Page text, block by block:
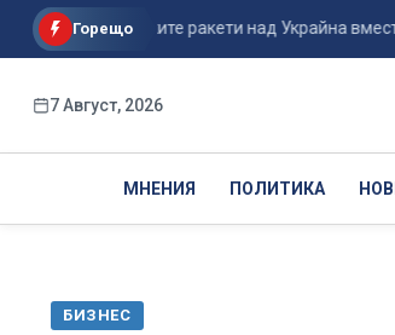
Горещо
на руските ракети над Украйна вместо да
7 Август, 2026
МНЕНИЯ ПОЛИТИКА
БИЗНЕС